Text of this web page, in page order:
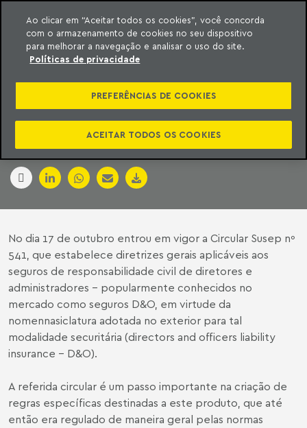
o conteúdo
Machado Meyer
SUSEP REGULAMENTA
O D&O
No dia 17 de outubro entrou em vigor a Circular Susep nº
541, que estabelece diretrizes gerais aplicáveis aos
seguros de responsabilidade civil de diretores e
administradores - popularmente conhecidos no
mercado como seguros D&O, em virtude da
nomennasiclatura adotada no exterior para tal
modalidade securitária (directors and officers liability
insurance - D&O).
A referida circular é um passo importante na criação de
regras específicas destinadas a este produto, que até
então era regulado de maneira geral pelas normas
Ao clicar em “Aceitar todos os cookies”, você concorda
com o armazenamento de cookies no seu dispositivo
para melhorar a navegação e analisar o uso do site.
Políticas de privacidade
PREFERÊNCIAS DE COOKIES
ACEITAR TODOS OS COOKIES